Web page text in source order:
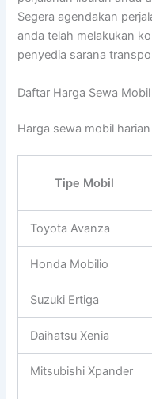
Segera agendakan
anda telah melakukan
penyedia sarana
Daftar Harga Sewa
Harga sewa mobil harian
Tipe Mobil
Toyota Avanza
Honda Mobilio
Suzuki Ertiga
Daihatsu Xenia
Mitsubishi Xpander